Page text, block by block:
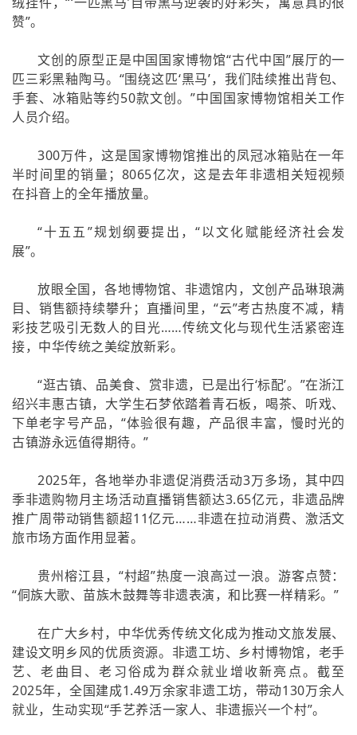
赞”。
文创的原型正是中国国家博物馆“古代中国”展厅的一
匹三彩黑釉陶马。“围绕这匹‘黑马’，我们陆续推出背包、
手套、冰箱贴等约50款文创。”中国国家博物馆相关工作
人员介绍。
300万件，这是国家博物馆推出的凤冠冰箱贴在一年
半时间里的销量；8065亿次，这是去年非遗相关短视频
在抖音上的全年播放量。
“十五五”规划纲要提出，“以文化赋能经济社会发
展”。
放眼全国，各地博物馆、非遗馆内，文创产品琳琅满
目、销售额持续攀升；直播间里，“云”考古热度不减，精
彩技艺吸引无数人的目光……传统文化与现代生活紧密连
接，中华传统之美绽放新彩。
“逛古镇、品美食、赏非遗，已是出行‘标配’。”在浙江
绍兴丰惠古镇，大学生石梦依踏着青石板，喝茶、听戏、
下单老字号产品，“体验很有趣，产品很丰富，慢时光的
古镇游永远值得期待。”
2025年，各地举办非遗促消费活动3万多场，其中四
季非遗购物月主场活动直播销售额达3.65亿元，非遗品牌
推广周带动销售额超11亿元……非遗在拉动消费、激活文
旅市场方面作用显著。
贵州榕江县，“村超”热度一浪高过一浪。游客点赞：
“侗族大歌、苗族木鼓舞等非遗表演，和比赛一样精彩。”
在广大乡村，中华优秀传统文化成为推动文旅发展、
建设文明乡风的优质资源。非遗工坊、乡村博物馆，老手
艺、老曲目、老习俗成为群众就业增收新亮点。截至
2025年，全国建成1.49万余家非遗工坊，带动130万余人
就业，生动实现“手艺养活一家人、非遗振兴一个村”。